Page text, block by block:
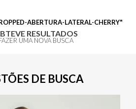
ABERTURA-LATERAL-CHERRY
RESULTADOS
UMA NOVA BUSCA
DE BUSCA